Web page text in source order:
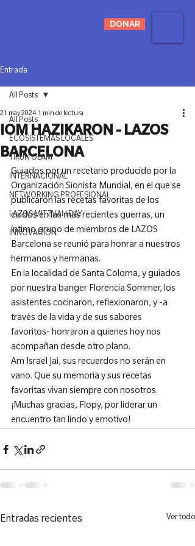
DONAR
Entrada
All Posts
ECOSISTEMAS LOCALES
TIKUN OLAM
INTERNACIONAL
NETWORKING PROFESIONAL
LAZOS MITZVAH DAY
INNOVACIÓN
All Posts
IOM HAZIKARON - LAZOS
BARCELONA
21 may 2024 1 min de lectura
Guiados por un recetario producido por la
Organización Sionista Mundial, en el que se
publicaron las recetas favoritas de los
caídos en las más recientes guerras, un
íntimo grupo de miembros de LAZOS
Barcelona se reunió para honrar a nuestros
hermanos y hermanas.
En la localidad de Santa Coloma, y guiados
por nuestra banger Florencia Sommer, los
asistentes cocinaron, reflexionaron, y -a
través de la vida y de sus sabores
favoritos- honraron a quienes hoy nos
acompañan desde otro plano.
Am Israel Jai, sus recuerdos no serán en
vano. Que su memoria y sus recetas
favoritas vivan siempre con nosotros.
¡Muchas gracias, Flopy, por liderar un
encuentro tan lindo y emotivo!
Entradas recientes Ver todo